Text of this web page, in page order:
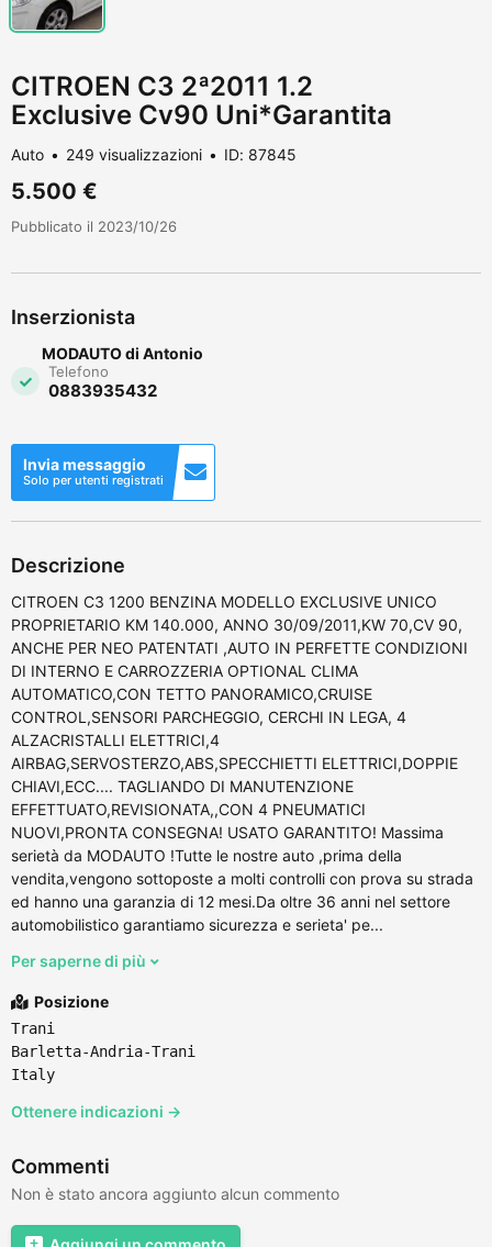
CITROEN C3 2ª2011 1.2
Exclusive Cv90 Uni*Garantita
Auto 249 visualizzazioni ID: 87845
5.500 €
Pubblicato il 2023/10/26
Inserzionista
MODAUTO di Antonio
Telefono
0883935432
Invia messaggio
Solo per utenti registrati
Descrizione
CITROEN C3 1200 BENZINA MODELLO EXCLUSIVE UNICO
PROPRIETARIO KM 140.000, ANNO 30/09/2011,KW 70,CV 90,
ANCHE PER NEO PATENTATI ,AUTO IN PERFETTE CONDIZIONI
DI INTERNO E CARROZZERIA OPTIONAL CLIMA
AUTOMATICO,CON TETTO PANORAMICO,CRUISE
CONTROL,SENSORI PARCHEGGIO, CERCHI IN LEGA, 4
ALZACRISTALLI ELETTRICI,4
AIRBAG,SERVOSTERZO,ABS,SPECCHIETTI ELETTRICI,DOPPIE
CHIAVI,ECC.... TAGLIANDO DI MANUTENZIONE
EFFETTUATO,REVISIONATA,,CON 4 PNEUMATICI
NUOVI,PRONTA CONSEGNA! USATO GARANTITO! Massima
serietà da MODAUTO !Tutte le nostre auto ,prima della
vendita,vengono sottoposte a molti controlli con prova su strada
ed hanno una garanzia di 12 mesi.Da oltre 36 anni nel settore
automobilistico garantiamo sicurezza e serieta' pe...
Per saperne di più
Posizione
Trani
Barletta-Andria-Trani
Italy
Ottenere indicazioni →
Commenti
Non è stato ancora aggiunto alcun commento